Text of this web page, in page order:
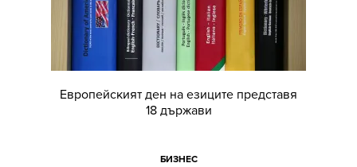
Европейският ден на езиците представя
18 държави
БИЗНЕС